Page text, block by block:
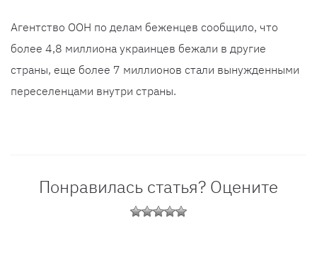
Агентство ООН по делам беженцев сообщило, что
более 4,8 миллиона украинцев бежали в другие
страны, еще более 7 миллионов стали вынужденными
переселенцами внутри страны.
Понравилась статья? Оцените